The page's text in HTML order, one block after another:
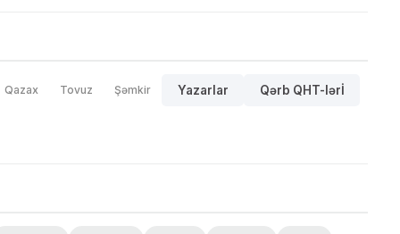
Qazax Tovuz Şəmkir Yazarlar Qərb QHT-lərİ